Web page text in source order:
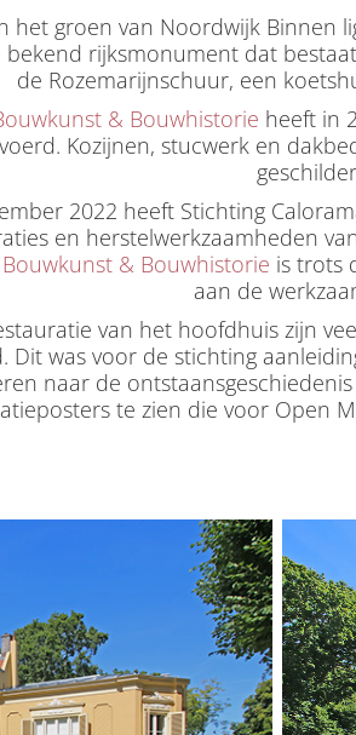
het groen van Noordwijk Binnen
rijksmonument dat
de Rozemarijnschuur, een
& Bouwhistorie heeft in
Kozijnen, stucwerk en
2022 heeft Stichting
en herstelwerkzaamheden
& Bouwhistorie is trots
aan de
van het hoofdhuis zijn
Dit was voor de stichting
naar de
te zien die voor Open